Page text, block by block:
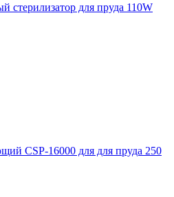
стерилизатор для пруда 110W
CSP-16000 для для пруда 250